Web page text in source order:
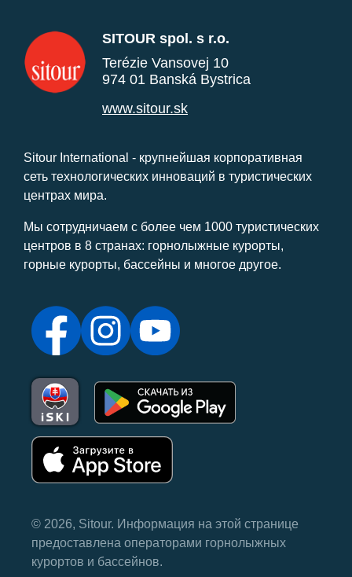
SITOUR spol. s r.o.
Terézie Vansovej 10
974 01 Banská Bystrica
www.sitour.sk
Sitour International - крупнейшая корпоративная
сеть технологических инноваций в туристических
центрах мира.
Мы сотрудничаем с более чем 1000 туристических
центров в 8 странах: горнолыжные курорты,
горные курорты, бассейны и многое другое.
© 2026, Sitour. Информация на этой странице
предоставлена ​​операторами горнолыжных
курортов и бассейнов.